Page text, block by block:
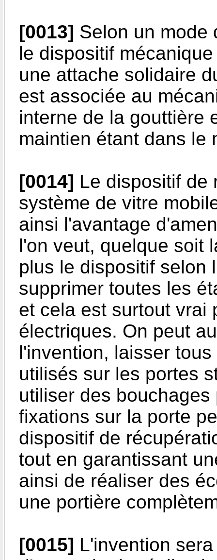
[0013] Selon un mode
le dispositif
une attache solidaire
est associée au
interne de la gouttière
maintien étant dans le
[0014] Le dispositif de
système de vitre
ainsi l'avantage
l'on veut, quelque soit
plus le dispositif selon
supprimer toutes les
et cela est surtout vrai
électriques. On peut
l'invention, laisser
utilisés sur les portes
utiliser des
fixations sur la porte
dispositif de
tout en garantissant
ainsi de réaliser des
une portière
[0015] L'invention